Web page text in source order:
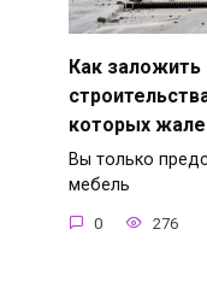
Как заложить
которых
Вы только
мебель
0 276